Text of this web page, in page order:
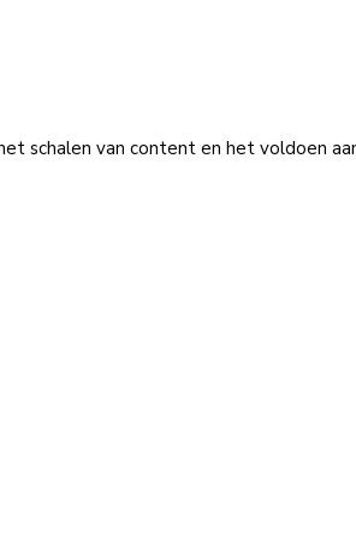
schalen van content en het voldoen